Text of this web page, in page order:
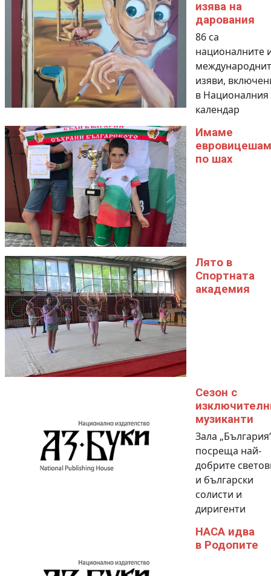
изява на
дарования
86 са
националните
изяви,
в Националния
календар
Имаме
по шах
Лято в
Спортната
академия
Сезон с
музиканти
Зала
посреща най-
добрите
и български
солисти и
диригенти
НАСА идва
в Родопите